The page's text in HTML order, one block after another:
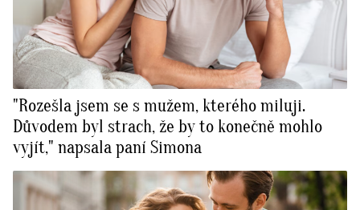
"Rozešla jsem se s mužem, kterého miluji.
Důvodem byl strach, že by to konečně mohlo
vyjít," napsala paní Simona